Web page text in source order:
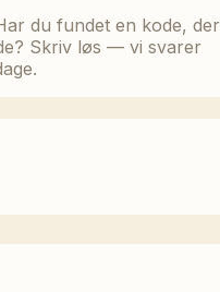
du fundet en kode, der
Skriv løs — vi svarer